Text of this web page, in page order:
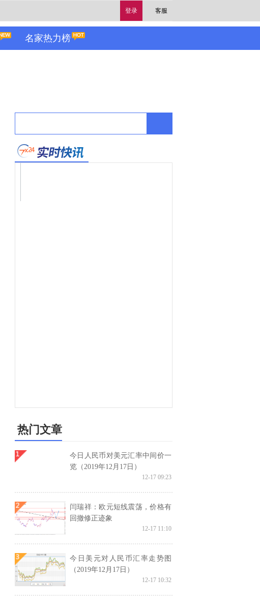
登录 客服
名家热力榜
热门文章
今日人民币对美元汇率中间价一
览（2019年12月17日）
12-17 09:23
闫瑞祥：欧元短线震荡，价格有
回撤修正迹象
12-17 11:10
今日美元对人民币汇率走势图
（2019年12月17日）
12-17 10:32